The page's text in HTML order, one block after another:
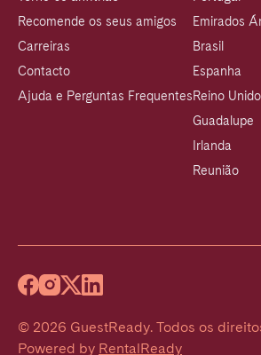
Recomende os seus amigos
Carreiras
Contacto
Ajuda e Perguntas Frequentes
Emirados
Brasil
Espanha
Reino Unido
Guadalupe
Irlanda
Reunião
© 2026 GuestReady. Todos os
Powered by RentalReady